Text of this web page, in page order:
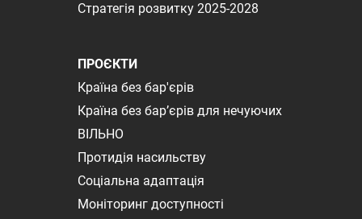
Стратегія розвитку 2025-2028
ПРОЄКТИ
Країна без бар'єрів
Країна без бар’єрів для нечуючих
ВІЛЬНО
Протидія насильству
Соціальна адаптація
Моніторинг доступності